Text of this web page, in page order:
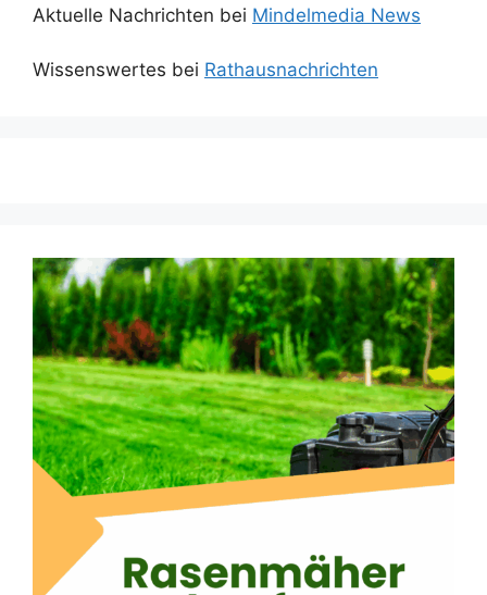
Aktuelle Nachrichten bei Mindelmedia News
Wissenswertes bei Rathausnachrichten